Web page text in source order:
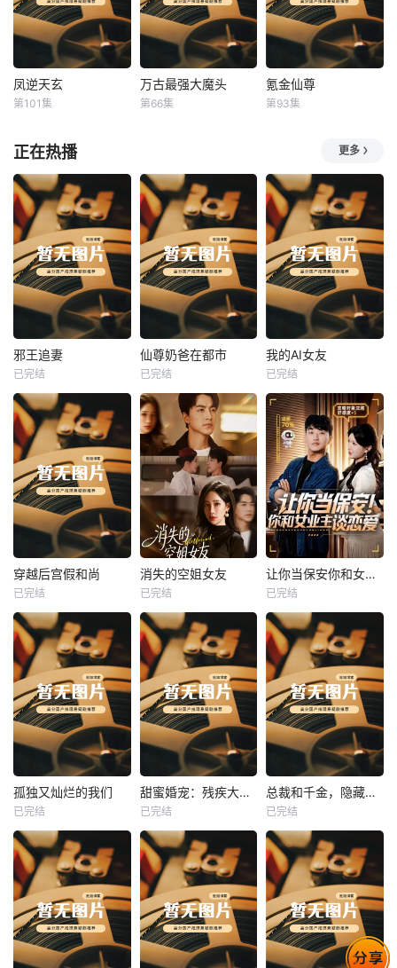
凤逆天玄
凤逆天玄
第101集
万古最强大魔头
万古最强大魔头
第66集
氪金仙尊
氪金仙尊
第93集
正在热播 更多
热播
邪王追妻
未知
邪王追妻
已完结
热播
未知
仙尊奶爸在都市
已完结
热播
我的AI女友
未知
我的AI女友
已完结
热播
未知
穿越后宫假和尚
已完结
热播
未知
消失的空姐女友
已完结
热播
未知
让你当保安你和女业主谈恋爱
已完结
热播
未知
孤独又灿烂的我们
已完结
热播
未知
甜蜜婚宠：残疾大佬夜夜撩
已完结
热播
未知
总裁和千金，隐藏身份闪婚了
已完结